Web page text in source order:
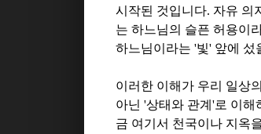
시작된 것입니다. 자유 의지
는 하느님의 슬픈 허용이
하느님이라는 '빛' 앞에 섰
이러한 이해가 우리 일상
아닌 '상태와 관계 '로 이해
금 여기서 천국이나 지옥